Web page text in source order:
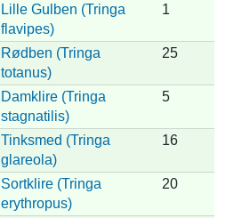
Lille Gulben (Tringa
flavipes)
1
Rødben (Tringa
totanus)
25
Damklire (Tringa
stagnatilis)
5
Tinksmed (Tringa
glareola)
16
Sortklire (Tringa
erythropus)
20